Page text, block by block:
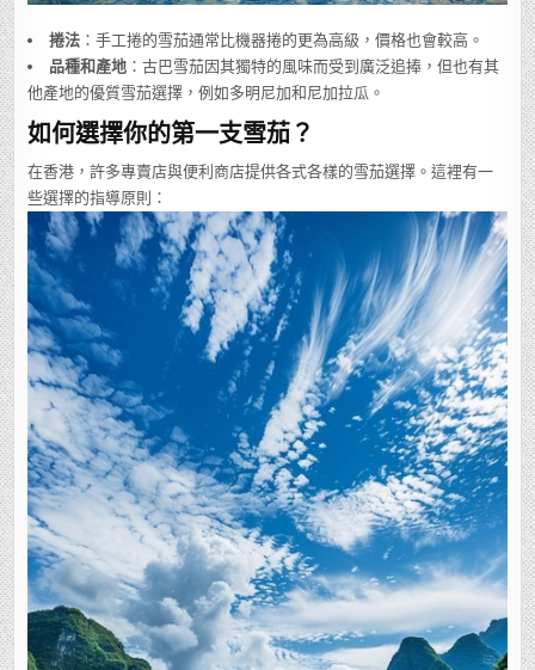
捲法 ：手工捲的雪茄通常比機器捲的更為高級，價格也會較高。
品種和產地 ：古巴雪茄因其獨特的風味而受到廣泛追捧，但也有其
他產地的優質雪茄選擇，例如多明尼加和尼加拉瓜。
如何選擇你的第一支雪茄？
在香港，許多專賣店與便利商店提供各式各樣的雪茄選擇。這裡有一
些選擇的指導原則：